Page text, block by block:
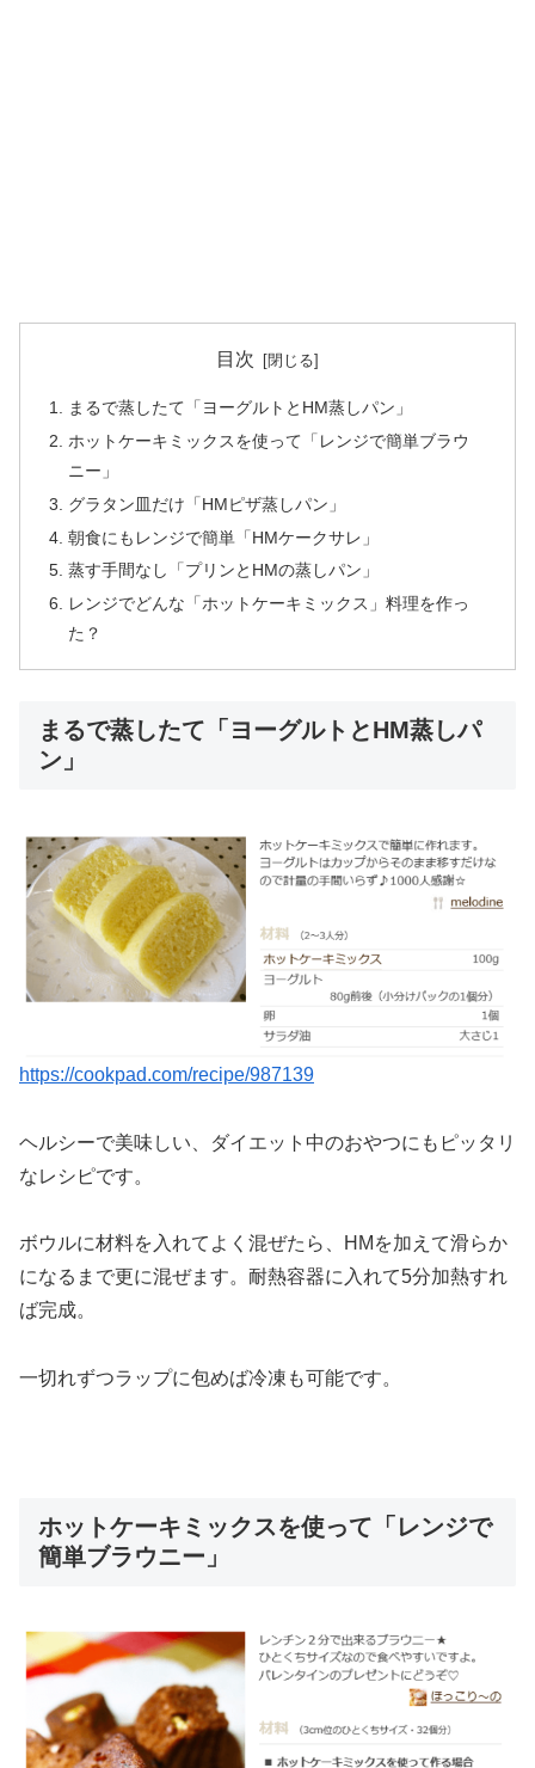
目次
まるで蒸したて「ヨーグルトとHM蒸しパン」
ホットケーキミックスを使って「レンジで簡単ブラウ
ニー」
グラタン皿だけ「HMピザ蒸しパン」
朝食にもレンジで簡単「HMケークサレ」
蒸す手間なし「プリンとHMの蒸しパン」
レンジでどんな「ホットケーキミックス」料理を作っ
た？
まるで蒸したて「ヨーグルトとHM蒸しパ
ン」
https://cookpad.com/recipe/987139
ヘルシーで美味しい、ダイエット中のおやつにもピッタリ
なレシピです。
ボウルに材料を入れてよく混ぜたら、HMを加えて滑らか
になるまで更に混ぜます。耐熱容器に入れて5分加熱すれ
ば完成。
一切れずつラップに包めば冷凍も可能です。
ホットケーキミックスを使って「レンジで
簡単ブラウニー」